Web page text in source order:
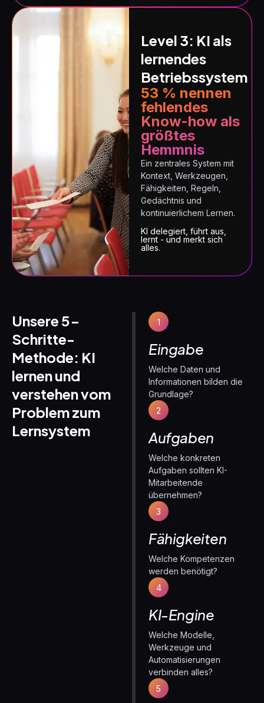
Level 3: KI als
lernendes
Betriebssystem
53 % nennen
fehlendes
Know-how als
größtes
Hemmnis
Ein zentrales System mit
Kontext, Werkzeugen,
Fähigkeiten, Regeln,
Gedächtnis und
kontinuierlichem Lernen.
KI delegiert, führt aus,
lernt - und merkt sich
alles.
Unsere 5-
Schritte-
Methode: KI
lernen und
verstehen vom
Problem zum
Lernsystem
1
Eingabe
Welche Daten und
Informationen bilden die
Grundlage?
2
Aufgaben
Welche konkreten
Aufgaben sollten KI-
Mitarbeitende
übernehmen?
3
Fähigkeiten
Welche Kompetenzen
werden benötigt?
4
KI-Engine
Welche Modelle,
Werkzeuge und
Automatisierungen
verbinden alles?
5